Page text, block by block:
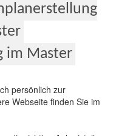
im Master
persönlich zur
Webseite finden Sie im